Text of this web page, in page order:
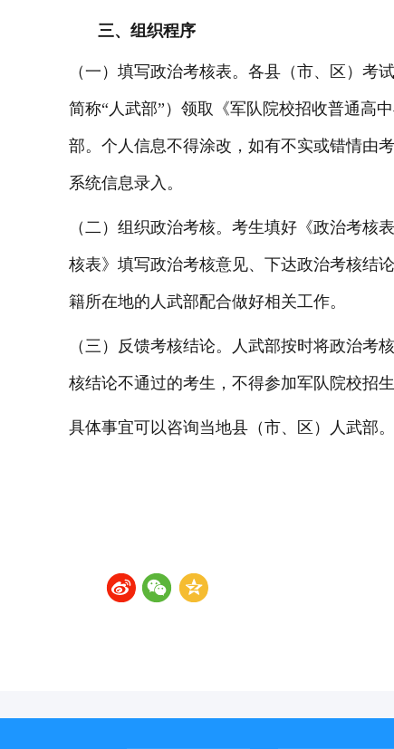
三、组织程序
（一）填写政治考核表。各县（市、区）
简称“人武部”）领取《军队院校招收普通高
部。个人信息不得涂改，如有不实或错情由
系统信息录入。
（二）组织政治考核。考生填好《政治考
核表》填写政治考核意见、下达政治考核结
籍所在地的人武部配合做好相关工作。
（三）反馈考核结论。人武部按时将政治
核结论不通过的考生，不得参加军队院校招生
具体事宜可以咨询当地县（市、区）人武部。